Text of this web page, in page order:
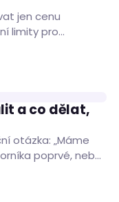
jen cenu
limity pro
překročení…
a co dělat,
otázka: „Máme
poprvé, nebo